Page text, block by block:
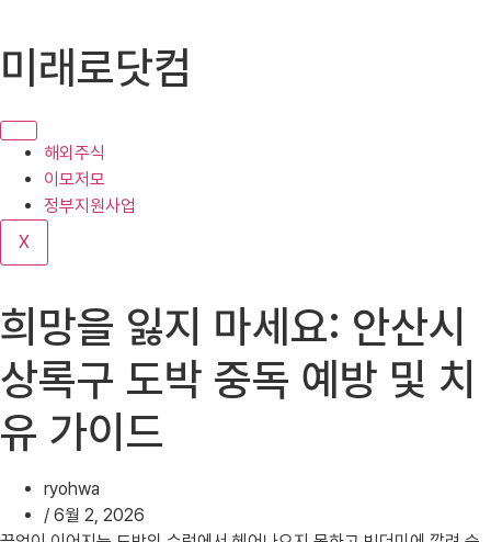
텐
로
기
미래로닷컴
해외주식
이모저모
정부지원사업
X
희망을 잃지 마세요: 안산시
상록구 도박 중독 예방 및 치
유 가이드
ryohwa
/ 6월 2, 2026